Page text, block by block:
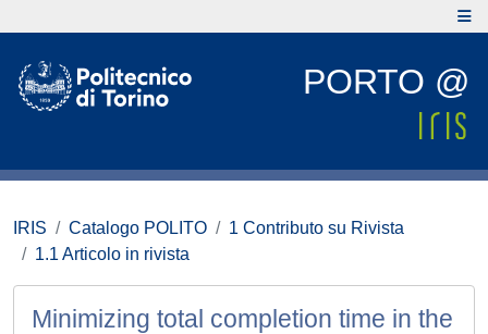
PORTO @
IRIS Catalogo POLITO
1 Contributo su Rivista
1.1 Articolo in rivista
Minimizing total completion time in the